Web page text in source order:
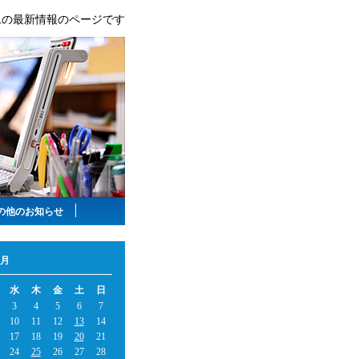
最新情報のページです
他のお知らせ
水 木 金 土
日
3
4 5 6
7
10
11 12 13
14
17
18 19 20
21
24
25 26 27 28